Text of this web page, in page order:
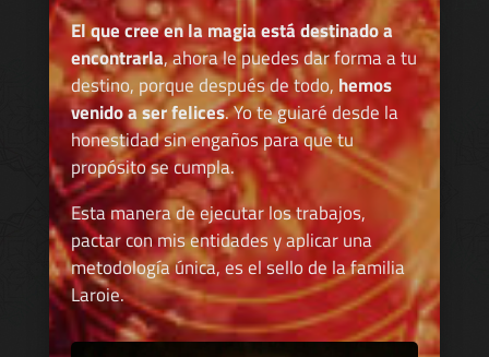
El que cree en la magia está destinado a
encontrarla, ahora le puedes dar forma a tu
destino, porque después de todo, hemos
venido a ser felices. Yo te guiaré desde la
honestidad sin engaños para que tu
propósito se cumpla.
Esta manera de ejecutar los trabajos,
pactar con mis entidades y aplicar una
metodología única, es el sello de la familia
Laroie.